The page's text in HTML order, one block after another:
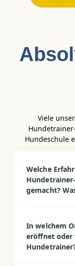
Viele
Hundeschule
Welche
gemacht?
In welchem
eröffnet oder